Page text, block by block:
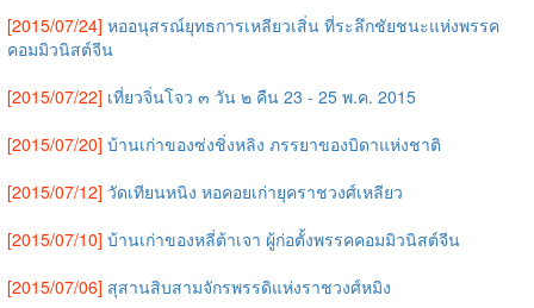
[2015/07/24] หออนุสรณ์ยุทธการเหลียวเสิ่น ที่ระลึกชัยชนะแห่งพรรค
คอมมิวนิสต์จีน
[2015/07/22] เที่ยวจิ่นโจว ๓ วัน ๒ คืน 23 - 25 พ.ค. 2015
[2015/07/20] บ้านเก่าของซ่งชิ่งหลิง ภรรยาของบิดาแห่งชาติ
[2015/07/12] วัดเทียนหนิง หอคอยเก่ายุคราชวงศ์เหลียว
[2015/07/10] บ้านเก่าของหลี่ต้าเจา ผู้ก่อตั้งพรรคคอมมิวนิสต์จีน
[2015/07/06] สุสานสิบสามจักรพรรดิแห่งราชวงศ์หมิง